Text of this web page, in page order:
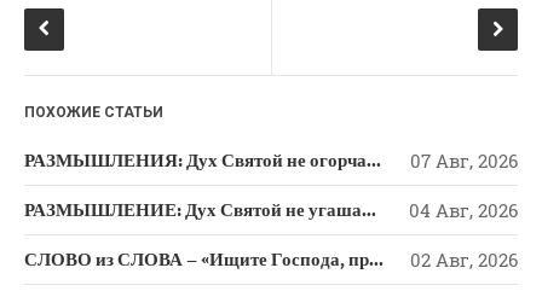
Христа"
Книги
Музыка-Видео
Новости
Проповедь-Аудио
ki
ПОХОЖИЕ СТАТЬИ
РАЗМЫШЛЕНИЯ: Дух Святой не огорчайте и не оскорбляйте! 07 Авг, 2026
РАЗМЫШЛЕНИЕ: Дух Святой не угашайте! 04 Авг, 2026
СЛОВО из СЛОВА – «Ищите Господа, призывайте Его» (Исаии 55) 02 Авг, 2026